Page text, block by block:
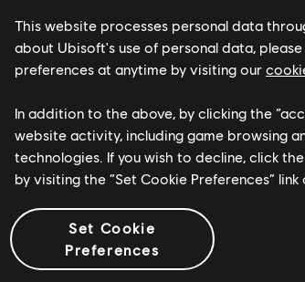
This website processes personal data
about Ubisoft's use of personal data, please
preferences at anytime by visiting our
In addition to the above, by clicking the
website activity, including game browsing
technologies. If you wish to decline, click
by visiting the “Set Cookie Preferences”
Set Cookie
Preferences